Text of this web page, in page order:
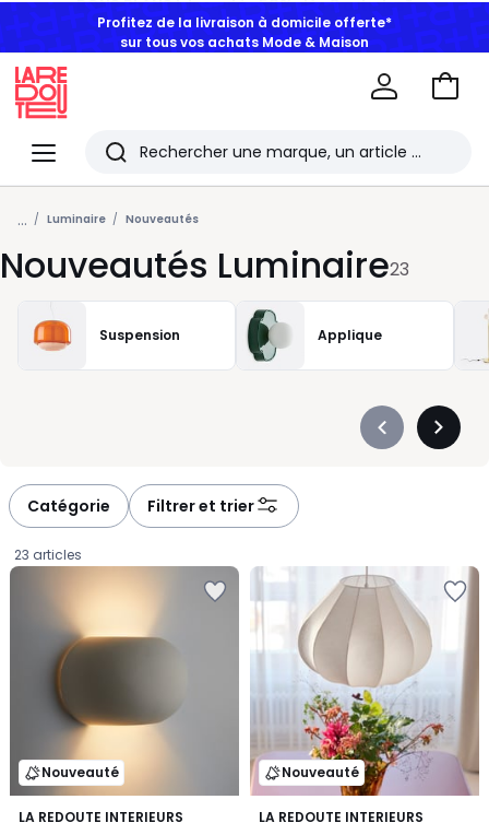
Profitez de la livraison à domicile offerte*
sur tous vos achats Mode & Maison
Menu
Redoute
Rechercher
Les
derniers
articles
consultés
Aller
... Luminaire Nouveautés
Nouveautés Luminaire23
Suspension Applique
Précédent
Catégorie Filtrer et trier
23 articles
Nouveauté
LA REDOUTE INTERIEURS
Nouveauté
LA REDOUTE INTERIEURS